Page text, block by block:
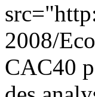
2008/
CAC40